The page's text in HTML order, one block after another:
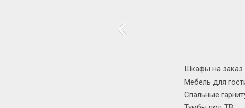
Шкафы на заказ
Мебель для
Спальные